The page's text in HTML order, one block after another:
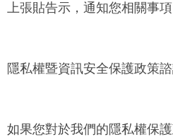
上張貼告示，通知您相關事項
隱私權暨資訊安全保護政策
如果您對於我們的隱私權保